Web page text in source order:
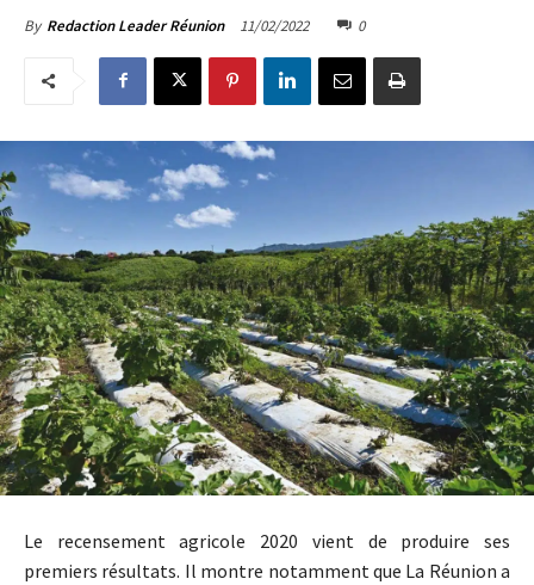
By Redaction Leader Réunion 11/02/2022 0
Le recensement agricole 2020 vient de produire ses
premiers résultats. Il montre notamment que La Réunion a